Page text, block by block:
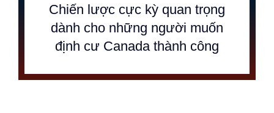
Chiến lược cực kỳ quan trọng
dành cho những người muốn
định cư Canada thành công